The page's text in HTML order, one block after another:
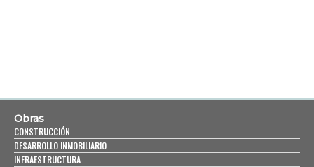
Obras
CONSTRUCCIÓN
DESARROLLO INMOBILIARIO
INFRAESTRUCTURA